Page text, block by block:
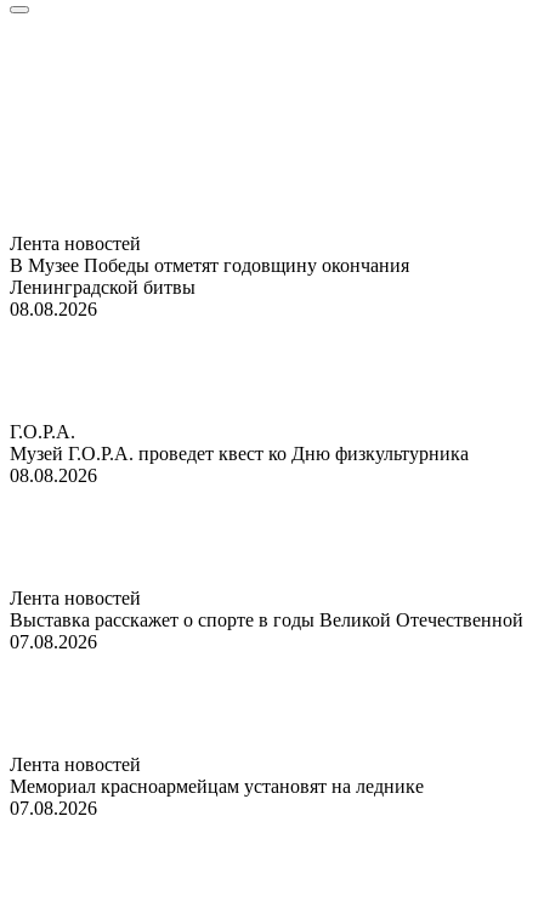
Лента новостей
В Музее Победы отметят годовщину окончания
Ленинградской битвы
08.08.2026
Г.О.Р.А.
Музей Г.О.Р.А. проведет квест ко Дню физкультурника
08.08.2026
Лента новостей
Выставка расскажет о спорте в годы Великой Отечественной
07.08.2026
Лента новостей
Мемориал красноармейцам установят на леднике
07.08.2026